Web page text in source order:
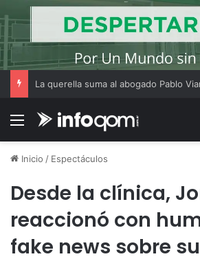
Menú
Inicio / Espectáculos
Desde la clínica,
reaccionó con
fake news sobre